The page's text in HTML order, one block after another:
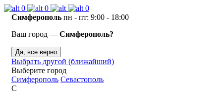
0 0
0
Симферополь пн - пт: 9:00 - 18:00
Ваш город — Симферополь?
Да, все верно
Выбрать другой (ближайший)
Выберите город
Симферополь Севастополь
С